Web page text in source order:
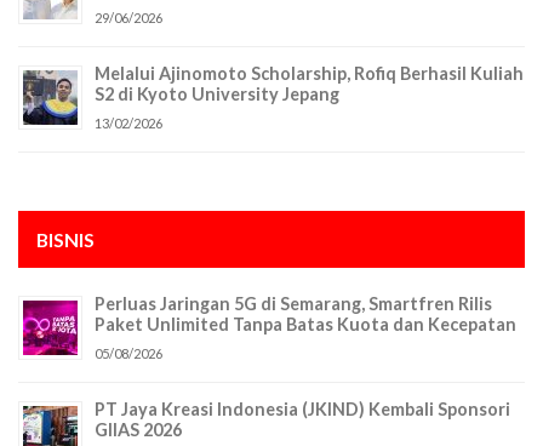
29/06/2026
Melalui Ajinomoto Scholarship, Rofiq Berhasil Kuliah
S2 di Kyoto University Jepang
13/02/2026
BISNIS
Perluas Jaringan 5G di Semarang, Smartfren Rilis
Paket Unlimited Tanpa Batas Kuota dan Kecepatan
05/08/2026
PT Jaya Kreasi Indonesia (JKIND) Kembali Sponsori
GIIAS 2026